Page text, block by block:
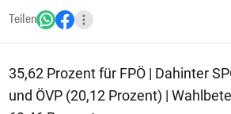
Teilen
35,62 Prozent für FPÖ | Dahinter
und ÖVP (20,12 Prozent) |